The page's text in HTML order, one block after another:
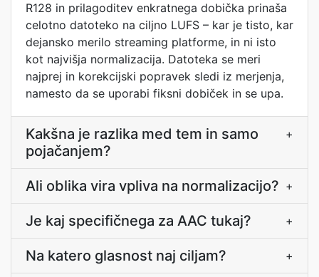
R128 in prilagoditev enkratnega dobička prinaša
celotno datoteko na ciljno LUFS – kar je tisto, kar
dejansko merilo streaming platforme, in ni isto
kot najvišja normalizacija. Datoteka se meri
najprej in korekcijski popravek sledi iz merjenja,
namesto da se uporabi fiksni dobiček in se upa.
Kakšna je razlika med tem in samo
pojačanjem?
+
Ali oblika vira vpliva na normalizacijo? +
Je kaj specifičnega za AAC tukaj? +
Na katero glasnost naj ciljam? +